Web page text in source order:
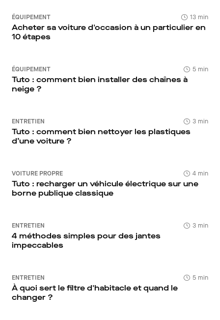
ÉQUIPEMENT 13 min
Acheter sa voiture d'occasion à un particulier en
10 étapes
ÉQUIPEMENT 5 min
Tuto : comment bien installer des chaînes à
neige ?
ENTRETIEN 3 min
Tuto : comment bien nettoyer les plastiques
d’une voiture ?
VOITURE PROPRE 4 min
Tuto : recharger un véhicule électrique sur une
borne publique classique
ENTRETIEN 3 min
4 méthodes simples pour des jantes
impeccables
ENTRETIEN 5 min
À quoi sert le filtre d'habitacle et quand le
changer ?